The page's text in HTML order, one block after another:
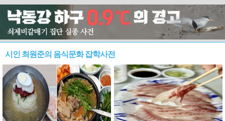
시인 최원준의 음식문화 잡학사전